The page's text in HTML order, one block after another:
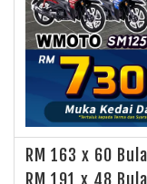
RM 163 x 60
RM 191 x 48